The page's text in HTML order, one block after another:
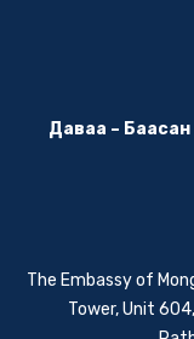
Даваа – Баасан
The Embassy of
Tower, Unit